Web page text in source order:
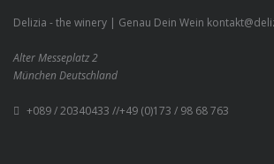
Delizia - the winery | Genau Dein Wein
Alter Messeplatz 2
München Deutschland
+089 / 20340433 //+49 (0)173 / 98 68 763